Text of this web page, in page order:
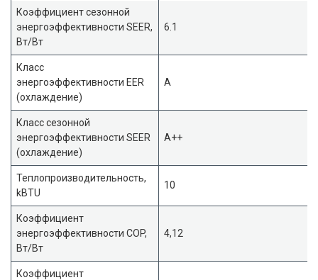
Коэффициент сезонной
энергоэффективности SEER,
Вт/Вт
6.1
Класс
энергоэффективности EER
(охлаждение)
A
Класс сезонной
энергоэффективности SEER
(охлаждение)
A++
Теплопроизводительность,
kBTU
10
Коэффициент
энергоэффективности COP,
Вт/Вт
4,12
Коэффициент